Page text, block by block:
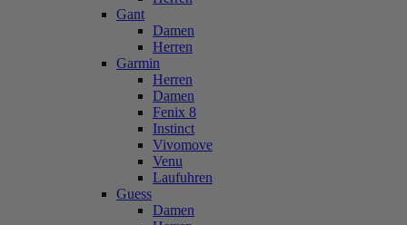
Gant
Damen
Herren
Garmin
Herren
Damen
Fenix 8
Instinct
Vivomove
Venu
Laufuhren
Guess
Damen